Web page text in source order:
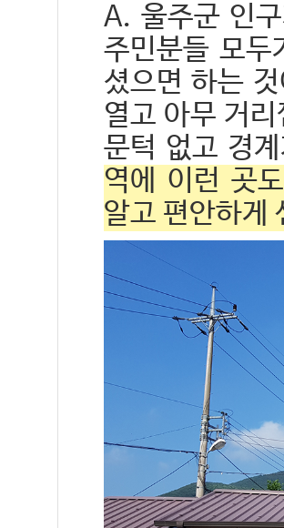
A. 울주군 인
주민분들 모두
셨으면 하는
열고 아무 거
문턱 없고 경
역에 이런 곳
알고 편안하게